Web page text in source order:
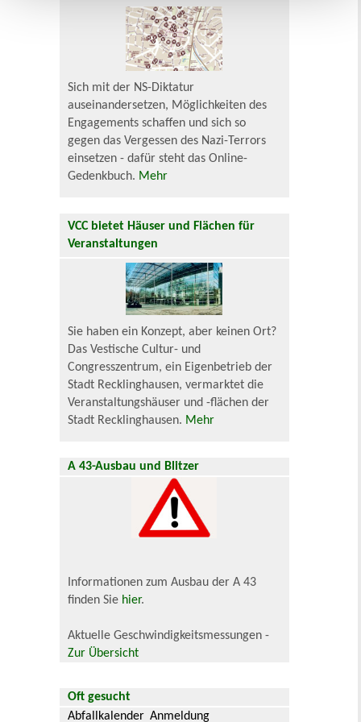
Sich mit der NS-Diktatur
auseinandersetzen, Möglichkeiten des
Engagements schaffen und sich so
gegen das Vergessen des Nazi-Terrors
einsetzen - dafür steht das Online-
Gedenkbuch. Mehr
VCC bietet Häuser und Flächen für
Veranstaltungen
Sie haben ein Konzept, aber keinen Ort?
Das Vestische Cultur- und
Congresszentrum, ein Eigenbetrieb der
Stadt Recklinghausen, vermarktet die
Veranstaltungshäuser und -flächen der
Stadt Recklinghausen. Mehr
A 43-Ausbau und Blitzer
Informationen zum Ausbau der A 43
finden Sie hier.
Aktuelle Geschwindigkeitsmessungen -
Zur Übersicht
Oft gesucht
Abfallkalender Anmeldung